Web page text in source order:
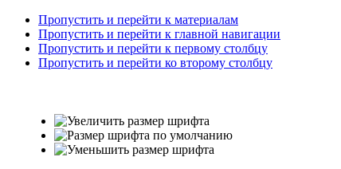
Пропустить и перейти к материалам
Пропустить и перейти к главной навигации
Пропустить и перейти к первому столбцу
Пропустить и перейти ко второму столбцу